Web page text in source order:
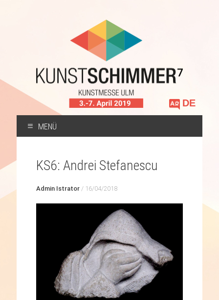
Sprache
auswählen
MENÜ
SPRINGEN
KS6: Andrei Stefanescu
Admin Istrator/ 16/04/2018